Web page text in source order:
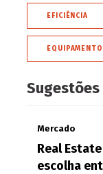
EFICIÊNCIA
Sugestões
Mercado
Real
escolha